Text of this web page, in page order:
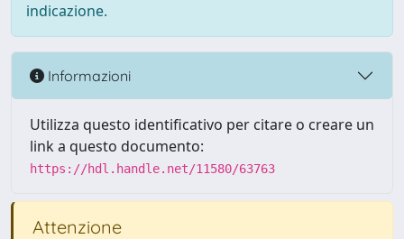
indicazione.
Informazioni
Utilizza questo identificativo per citare o creare un
link a questo documento:
https://hdl.handle.net/11580/63763
Attenzione